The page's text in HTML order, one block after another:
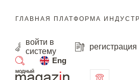
ГЛАВНАЯ ПЛАТФОРМА
войти в
систему
регистрация
Eng
поиск